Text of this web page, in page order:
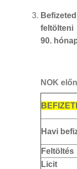
feltölteni
90.
NOK
Havi
Feltöltés
Licit